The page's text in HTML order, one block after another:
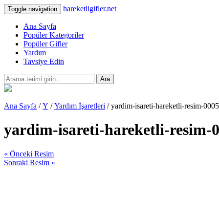
Toggle navigation hareketligifler.net
Ana Sayfa
Popüler Kategoriler
Popüler Gifler
Yardım
Tavsiye Edin
Ara
Ana Sayfa /Y /Yardım İşaretleri / yardim-isareti-hareketli-resim-0005
yardim-isareti-hareketli-resim-
« Önceki Resim
Sonraki Resim »